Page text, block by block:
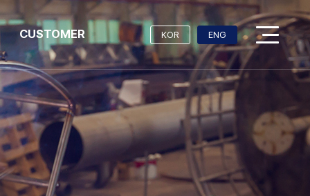
CUSTOMER KOR ENG